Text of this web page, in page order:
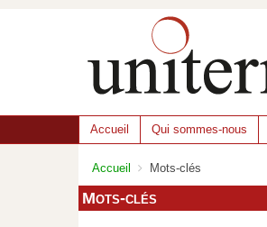
Accueil Qui sommes-nous
Accueil Mots-clés
Mots-clés